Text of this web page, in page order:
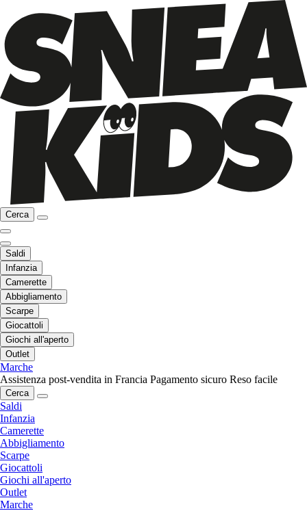
Cerca
Saldi
Infanzia
Camerette
Abbigliamento
Scarpe
Giocattoli
Giochi all'aperto
Outlet
Marche
Assistenza post-vendita in Francia Pagamento sicuro Reso facile
Cerca
Saldi
Infanzia
Camerette
Abbigliamento
Scarpe
Giocattoli
Giochi all'aperto
Outlet
Marche